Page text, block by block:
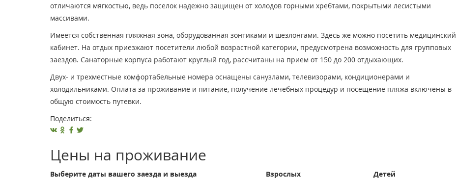
отличаются мягкостью, ведь поселок надежно защищен от холодов горными хребтами, покрытыми лесистыми
массивами.
Имеется собственная пляжная зона, оборудованная зонтиками и шезлонгами. Здесь же можно посетить медицинский
кабинет. На отдых приезжают посетители любой возрастной категории, предусмотрена возможность для групповых
заездов. Санаторные корпуса работают круглый год, рассчитаны на прием от 150 до 200 отдыхающих.
Двух- и трехместные комфортабельные номера оснащены санузлами, телевизорами, кондиционерами и
холодильниками. Оплата за проживание и питание, получение лечебных процедур и посещение пляжа включены в
общую стоимость путевки.
Поделиться:
Цены на проживание
Выберите даты вашего заезда и выезда Взрослых Детей